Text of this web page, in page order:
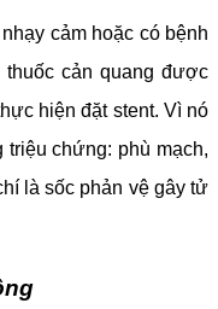
cảm hoặc có bệnh
thuốc cản quang được
hiện đặt stent. Vì nó
chứng: phù mạch,
là sốc phản vệ gây tử